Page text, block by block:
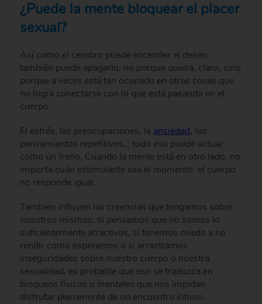
¿Puede la mente bloquear el placer
sexual?
Así como el cerebro puede encender el deseo,
también puede apagarlo; no porque quiera, claro, sino
porque a veces está tan ocupado en otras cosas que
no logra conectarse con lo que está pasando en el
cuerpo.
El estrés, las preocupaciones, la ansiedad, los
pensamientos repetitivos… todo eso puede actuar
como un freno. Cuando la mente está en otro lado, no
importa cuán estimulante sea el momento: el cuerpo
no responde igual.
También influyen las creencias que tengamos sobre
nosotros mismos: si pensamos que no somos lo
suficientemente atractivos, si tenemos miedo a no
rendir como esperamos o si arrastramos
inseguridades sobre nuestro cuerpo o nuestra
sexualidad, es probable que eso se traduzca en
bloqueos físicos o mentales que nos impidan
disfrutar plenamente de un encuentro íntimo.